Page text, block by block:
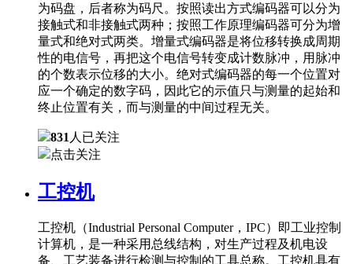
为码盘，后者称为码尺。按照读出方式编码器可以分为
接触式和非接触式两种；按照工作原理编码器可分为增
量式和绝对式两类。增量式编码器是将位移转换成周期
性的电信号，再把这个电信号转变成计数脉冲，用脉冲
的个数表示位移的大小。绝对式编码器的每一个位置对
应一个确定的数字码，因此它的示值只与测量的起始和
终止位置有关，而与测量的中间过程无关。
831 人已关注
点击关注
工控机
工控机（Industrial Personal Computer，IPC）即工业控制
计算机，是一种采用总线结构，对生产过程及机电设
备、工艺装备进行检测与控制的工具总称。工控机具有